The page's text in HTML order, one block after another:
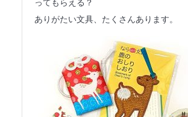
ってもらえる？
ありがたい文具、たくさんあります。